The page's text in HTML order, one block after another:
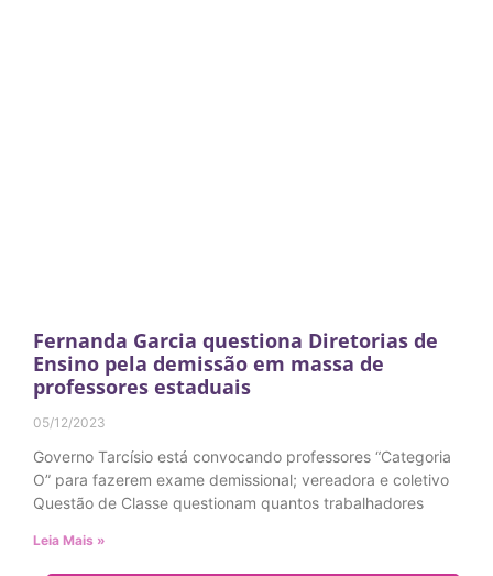
Fernanda Garcia questiona Diretorias de
Ensino pela demissão em massa de
professores estaduais
05/12/2023
Governo Tarcísio está convocando professores “Categoria
O” para fazerem exame demissional; vereadora e coletivo
Questão de Classe questionam quantos trabalhadores
Leia Mais »